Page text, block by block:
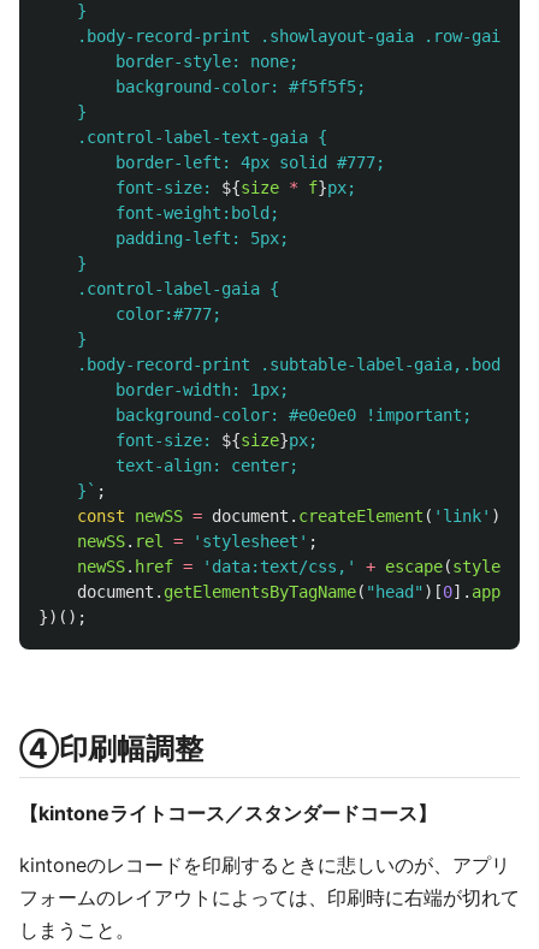
    }
.body-record-print .showlayout-gaia .row-gaia
        border-style: none;
        background-color: #f5f5f5;
    }
    .control-label-text-gaia {
        border-left: 4px solid #777;
        font-size:
${size * f}px;
        font-weight:bold;
        padding-left: 5px;
    }
    .control-label-gaia {
        color:#777;
    }
.body-record-print .subtable-label-gaia,.body-
        border-width: 1px;
        background-color: #e0e0e0 !important;
        font-size:
${size}px;
        text-align: center;
    }`
;
const
newSS = document . createElement ( ' link' );
newSS. rel = ' stylesheet ' ;
newSS. href = ' data:text/css, ' + escape(styles
document . getElementsByTagName( " head " )[0].
})();
④印刷幅調整
【kintoneライトコース／スタンダードコース】
kintoneのレコードを印刷するときに悲しいのが、アプリ
フォームのレイアウトによっては、印刷時に右端が切れて
しまうこと。